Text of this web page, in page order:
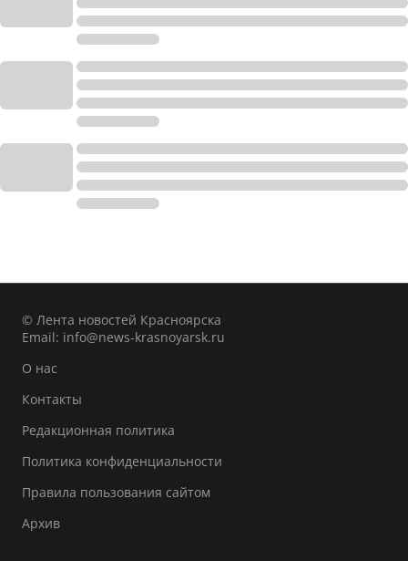
© Лента новостей Красноярска
Email: info@news-krasnoyarsk.ru
О нас
Контакты
Редакционная политика
Политика конфиденциальности
Правила пользования сайтом
Архив